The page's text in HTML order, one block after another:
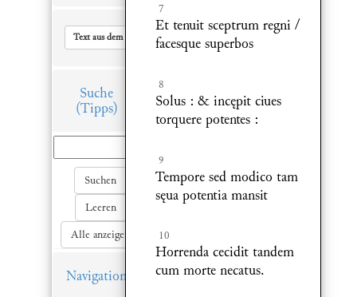
Text aus dem Hauptfenster in Zwischenablage kopieren
Suche
(Tipps)
Suchen
Leeren
Alle anzeigen
Navigation
7
Et tenuit sceptrum regni /
facesque superbos
8
Solus : & incępit ciues
torquere potentes :
9
Tempore sed modico tam
sęua potentia mansit
10
Horrenda cecidit tandem
cum morte necatus.